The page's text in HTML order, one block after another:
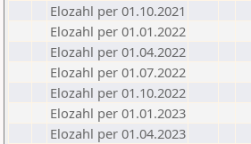
Elozahl per 01.10.2021
Elozahl per 01.01.2022
Elozahl per 01.04.2022
Elozahl per 01.07.2022
Elozahl per 01.10.2022
Elozahl per 01.01.2023
Elozahl per 01.04.2023